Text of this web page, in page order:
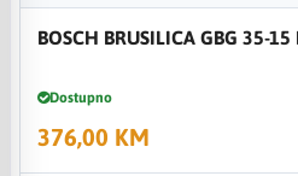
BOSCH BRUSILICA GBG 35-
Dostupno
376,00 KM